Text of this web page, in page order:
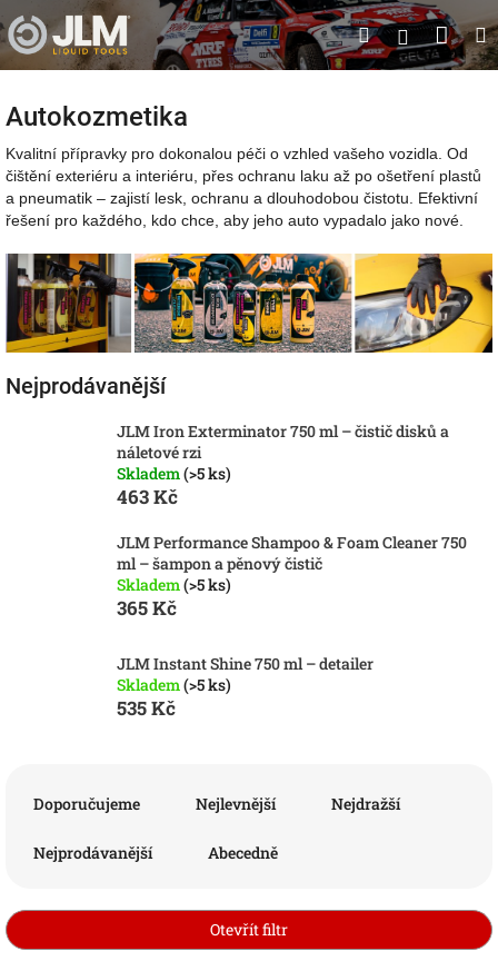
na
obsah
Hledat
Autokozmetika
Kvalitní přípravky pro dokonalou péči o vzhled vašeho vozidla. Od
čištění exteriéru a interiéru, přes ochranu laku až po ošetření plastů
a pneumatik – zajistí lesk, ochranu a dlouhodobou čistotu. Efektivní
řešení pro každého, kdo chce, aby jeho auto vypadalo jako nové.
Nejprodávanější
JLM Iron Exterminator 750 ml – čistič disků a
náletové rzi
Skladem(>5 ks)
463 Kč
JLM Performance Shampoo & Foam Cleaner 750
ml – šampon a pěnový čistič
Skladem(>5 ks)
365 Kč
JLM Instant Shine 750 ml – detailer
Skladem(>5 ks)
535 Kč
p
r
Doporučujeme Nejlevnější Nejdražší
Nejprodávanější Abecedně
Otevřít filtr